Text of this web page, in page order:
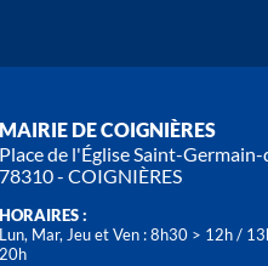
MAIRIE DE COIGNIÈRES
Place de l'Église Saint-
78310 - COIGNIÈRES
HORAIRES :
Lun, Mar, Jeu et Ven : 8h30 > 12h /
20h